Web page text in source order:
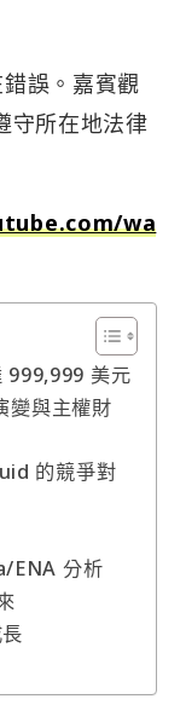
誤。嘉賓觀
守所在地法律
wa
999,999 美元
變與主權財
的競爭對
ENA 分析